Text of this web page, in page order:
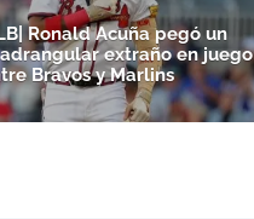
Ronald Acuña pegó un
extraño en juego
Bravos y Marlins